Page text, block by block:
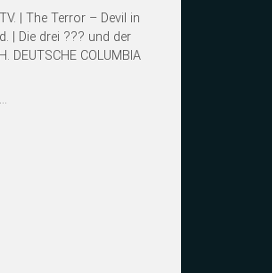
| The Terror – Devil in
| Die drei ??? und der
DEUTSCHE COLUMBIA